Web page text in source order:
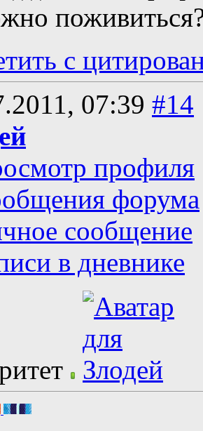
с
07:39 #14
профиля
форума
сообщение
в дневнике